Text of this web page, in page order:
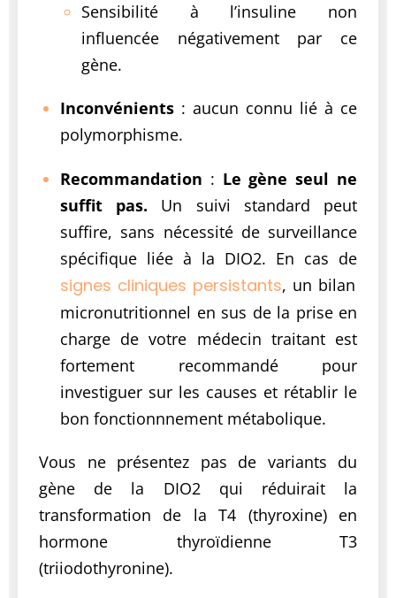
Sensibilité à l’insuline non
influencée négativement par ce
gène.
Inconvénients : aucun connu lié à ce
polymorphisme.
Recommandation : Le gène seul ne
suffit pas.
Un suivi standard peut
suffire, sans nécessité de surveillance
spécifique liée à la DIO2. En cas de
signes cliniques persistants, un bilan
micronutritionnel en sus de la prise en
charge de votre médecin traitant est
fortement recommandé pour
investiguer sur les causes et rétablir le
bon fonctionnnement métabolique.
Vous ne présentez pas de variants du
gène de la DIO2 qui réduirait la
transformation de la T4 (thyroxine) en
hormone thyroïdienne T3
(triiodothyronine).